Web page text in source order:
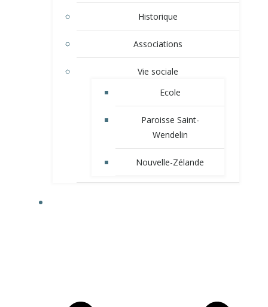
Historique
Associations
Vie sociale
Ecole
Paroisse Saint-
Wendelin
Nouvelle-Zélande